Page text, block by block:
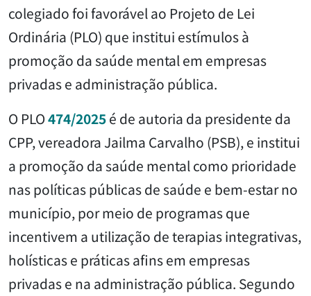
colegiado foi favorável ao Projeto de Lei
Ordinária (PLO) que institui estímulos à
promoção da saúde mental em empresas
privadas e administração pública.
O PLO474/2025é de autoria da presidente da
CPP, vereadora Jailma Carvalho (PSB), e institui
a promoção da saúde mental como prioridade
nas políticas públicas de saúde e bem-estar no
município, por meio de programas que
incentivem a utilização de terapias integrativas,
holísticas e práticas afins em empresas
privadas e na administração pública. Segundo